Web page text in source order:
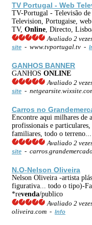
TV Portugal - Web
TV-Portugal - Televisão de
Television, Portugaise,
TV, Online , Directo,
Avaliado 2
site - www.tvportugal.tv -
GANHOS BANNER
GANHOS ONLINE
Avaliado 2
site -
Carros no
Encontre aqui milhares de
profissionais e particulares,
familiares, todo o terreno...
Avaliado 2
site -
N.O-Nelson Oliveira
Nelson Oliveira -artista
figurativa... todo o tipo)-
*revenda/publico
Avaliado 2
oliveira.com - Info